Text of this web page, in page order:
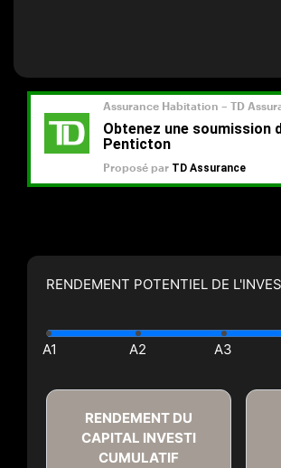
RENDEMENT POTENTIEL DE
RENDEMENT DU
CAPITAL INVESTI
CUMULATIF